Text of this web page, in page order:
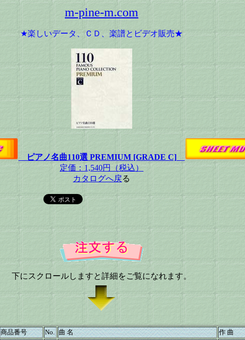
m-pine-m.com
★楽しいデータ、ＣＤ、楽譜とビデオ販売★
ピアノ名曲110選 PREMIUM [GRADE C]
定価：1,540円（税込）
カタログへ戻る
下にスクロールしますと詳細をご覧になれます。
商品番号 No. 曲 名 作 曲